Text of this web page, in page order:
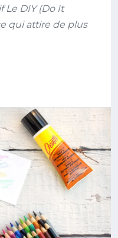
Le DIY (Do It
qui attire de plus